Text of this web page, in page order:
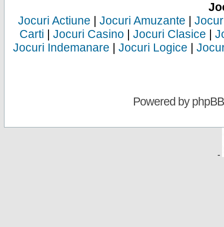
Jocuri Actiune | Jocuri Amuzante |
Carti | Jocuri Casino | Jocuri Clasice |
Jocuri Indemanare | Jocuri Logice |
Powered byphpBB
-